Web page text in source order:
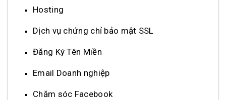
Hosting
Dịch vụ chứng chỉ bảo mật SSL
Đăng Ký Tên Miền
Email Doanh nghiệp
Chăm sóc Facebook